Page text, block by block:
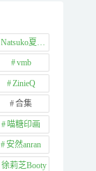
Natsuko夏夏子
vmb
ZinieQ
合集
喵糖印画
安然anran
徐莉芝Booty